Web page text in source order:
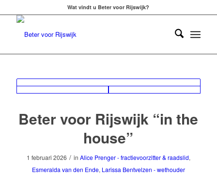
Wat vindt u Beter voor Rijswijk?
Beter voor Rijswijk “in the
house”
1 februari 2026 / in Alice Prenger - fractievoorzitter & raadslid,
Esmeralda van den Ende, Larissa Bentvelzen - wethouder